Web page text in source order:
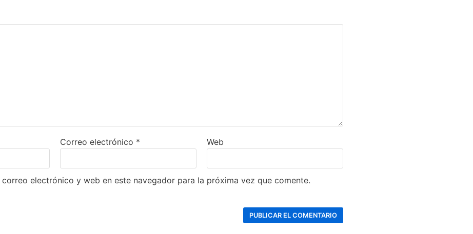
Correo electrónico * Web
correo electrónico y web en este navegador para la próxima vez que comente.